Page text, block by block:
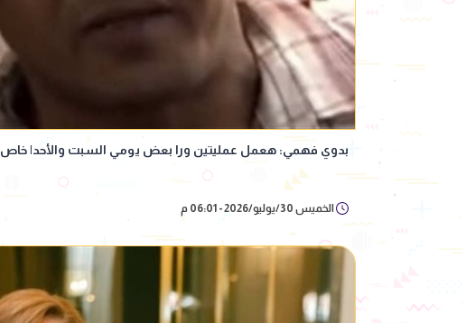
بدوي فهمي: هعمل عمليتين ورا بعض يومي السبت والأحد| خاص
الخميس 30/يوليو/2026 - 06:01 م